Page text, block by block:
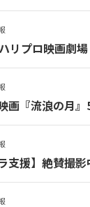
リプロ映画劇
画『流浪の月
支援】絶賛撮